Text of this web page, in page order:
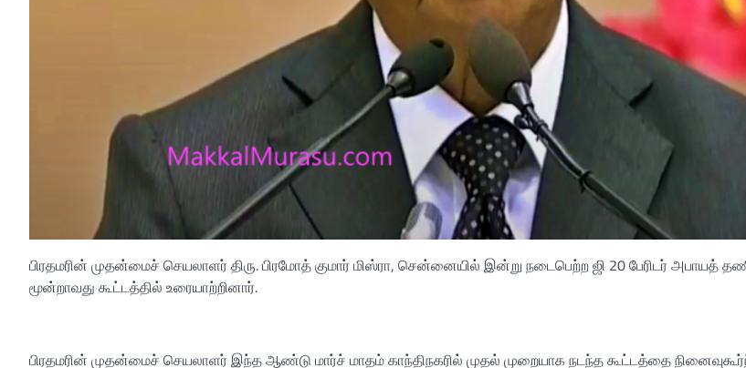
பிரதமரின் முதன்மைச் செயலாளர் திரு. பிரமோத் குமார் மிஸ்ரா, சென்னையில் இன்று நடைபெற்ற ஜி 20 பேரிடர் அபாயத்
மூன்றாவது கூட்டத்தில் உரையாற்றினார்.
பிரதமரின் முதன்மைச் செயலாளர் இந்த ஆண்டு மார்ச் மாதம் காந்திநகரில் முதல் முறையாக நடந்த கூட்டத்தை